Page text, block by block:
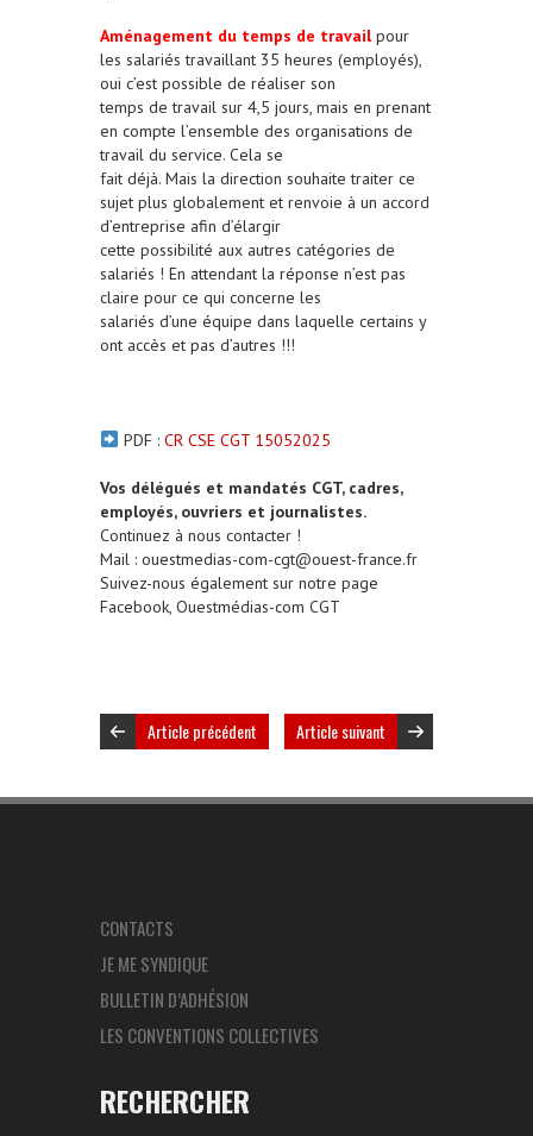
Aménagement du temps de travailpour
les salariés travaillant 35 heures (employés),
oui c’est possible de réaliser son
temps de travail sur 4,5 jours, mais en prenant
en compte l’ensemble des organisations de
travail du service. Cela se
fait déjà. Mais la direction souhaite traiter ce
sujet plus globalement et renvoie à un accord
d’entreprise afin d’élargir
cette possibilité aux autres catégories de
salariés ! En attendant la réponse n’est pas
claire pour ce qui concerne les
salariés d’une équipe dans laquelle certains y
ont accès et pas d’autres !!!
PDF : CR CSE CGT 15052025
Vos délégués et mandatés CGT, cadres,
employés, ouvriers et journalistes.
Continuez à nous contacter !
Mail : ouestmedias-com-cgt@ouest-france.fr
Suivez-nous également sur notre page
Facebook, Ouestmédias-com CGT
Article précédent Article suivant
CONTACTS
JE ME SYNDIQUE
BULLETIN D’ADHÉSION
LES CONVENTIONS COLLECTIVES
RECHERCHER